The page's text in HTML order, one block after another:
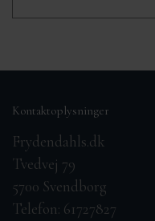
Kontaktoplysninger
Frydendahls.dk
Tvedvej 79
5700 Svendborg
Telefon: 61727827